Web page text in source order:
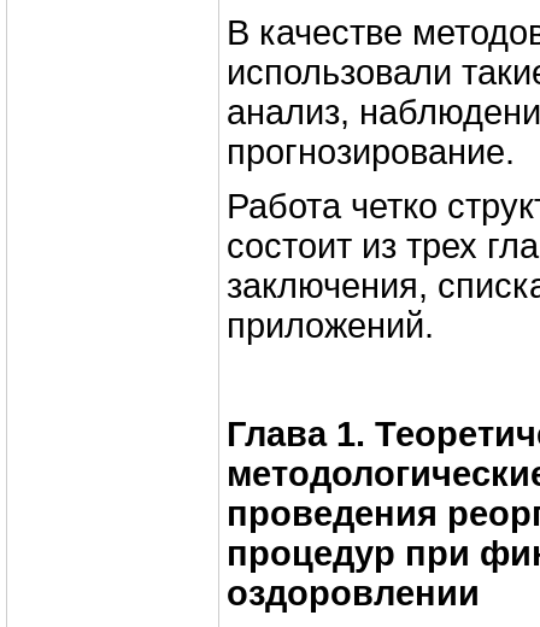
В качестве
использовали
анализ,
прогнозирование.
Работа четко
состоит из трех
заключения,
приложений.
Глава 1.
проведения
процедур при
оздоровлении